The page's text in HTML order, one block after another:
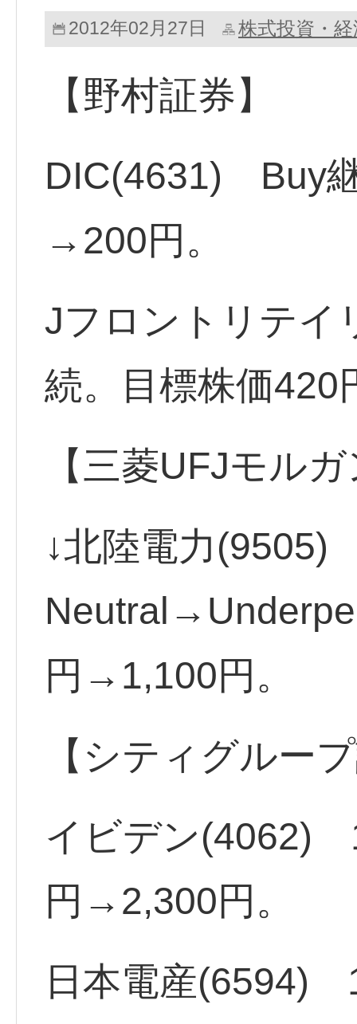
2012年02月27日 株式投資・
【野村証券】
DIC(4631) Buy
→200円。
Jフロントリテ
続。目標株価
【三菱UFJモル
↓北陸電力
円→1,100円。
【シティグルー
イビデン(4062)
円→2,300円。
日本電産(6594)